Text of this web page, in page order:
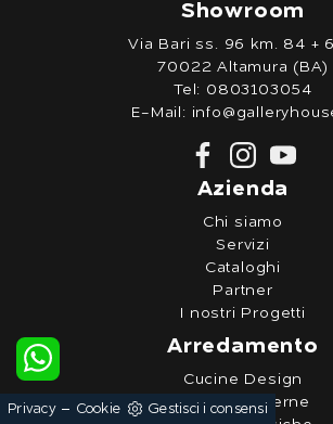
Showroom
Via Bari ss. 96 km. 84 +
70022 Altamura (BA)
Tel: 0803103054
E-Mail:
Azienda
Chi siamo
Servizi
Cataloghi
Partner
I nostri Progetti
Arredamento
Cucine Design
Cucine Moderne
Privacy- Cookie Gestisci i consensi